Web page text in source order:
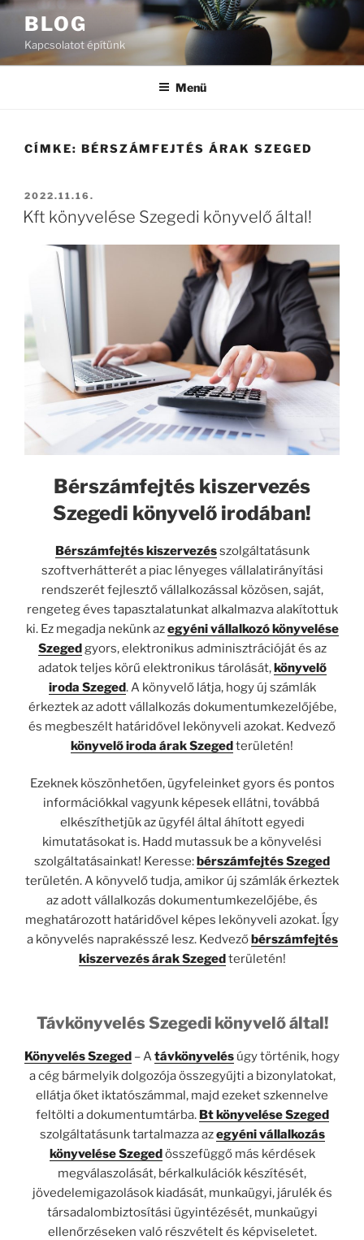
Tartalomhoz
BLOG
Kapcsolatot építünk
Menü
CÍMKE: BÉRSZÁMFEJTÉS ÁRAK SZEGED
BEKÜLDVE:
2022.11.16.
Kft könyvelése Szegedi könyvelő által!
Bérszámfejtés kiszervezés
Szegedi könyvelő irodában!
Bérszámfejtés kiszervezésszolgáltatásunk
szoftverhátterét a piac lényeges vállalatirányítási
rendszerét fejlesztő vállalkozással közösen, saját,
rengeteg éves tapasztalatunkat alkalmazva alakítottuk
ki. Ez megadja nekünk azegyéni vállalkozó könyvelése
Szegedgyors, elektronikus adminisztrációját és az
adatok teljes körű elektronikus tárolását,könyvelő
iroda Szeged. A könyvelő látja, hogy új számlák
érkeztek az adott vállalkozás dokumentumkezelőjébe,
és megbeszélt határidővel lekönyveli azokat. Kedvező
könyvelő iroda árak Szegedterületén!
Ezeknek köszönhetően, ügyfeleinket gyors és pontos
információkkal vagyunk képesek ellátni, továbbá
elkészíthetjük az ügyfél által áhított egyedi
kimutatásokat is. Hadd mutassuk be a könyvelési
szolgáltatásainkat! Keresse: bérszámfejtés Szeged
területén. A könyvelő tudja, amikor új számlák érkeztek
az adott vállalkozás dokumentumkezelőjébe, és
meghatározott határidővel képes lekönyveli azokat. Így
a könyvelés naprakésszé lesz. Kedvező bérszámfejtés
kiszervezés árak Szeged területén!
Távkönyvelés Szegedi könyvelő által!
Könyvelés Szeged – Atávkönyvelés úgy történik, hogy
a cég bármelyik dolgozója összegyűjti a bizonylatokat,
ellátja őket iktatószámmal, majd ezeket szkennelve
feltölti a dokumentumtárba. Bt könyvelése Szeged
szolgáltatásunk tartalmazza azegyéni vállalkozás
könyvelése Szegedösszefüggő más kérdések
megválaszolását, bérkalkulációk készítését,
jövedelemigazolások kiadását, munkaügyi, járulék és
társadalombiztosítási ügyintézését, munkaügyi
ellenőrzéseken való részvételt és képviseletet.